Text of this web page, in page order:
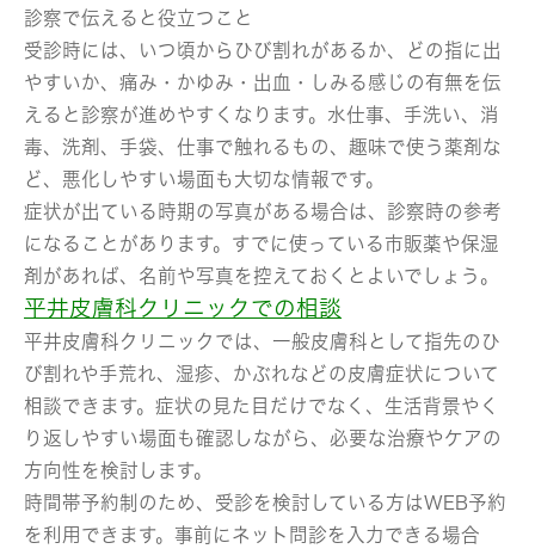
診察で伝えると役立つこと
受診時には、いつ頃からひび割れがあるか、どの指に出
やすいか、痛み・かゆみ・出血・しみる感じの有無を伝
えると診察が進めやすくなります。水仕事、手洗い、消
毒、洗剤、手袋、仕事で触れるもの、趣味で使う薬剤な
ど、悪化しやすい場面も大切な情報です。
症状が出ている時期の写真がある場合は、診察時の参考
になることがあります。すでに使っている市販薬や保湿
剤があれば、名前や写真を控えておくとよいでしょう。
平井皮膚科クリニックでの相談
平井皮膚科クリニックでは、一般皮膚科として指先のひ
び割れや手荒れ、湿疹、かぶれなどの皮膚症状について
相談できます。症状の見た目だけでなく、生活背景やく
り返しやすい場面も確認しながら、必要な治療やケアの
方向性を検討します。
時間帯予約制のため、受診を検討している方はWEB予約
を利用できます。事前にネット問診を入力できる場合